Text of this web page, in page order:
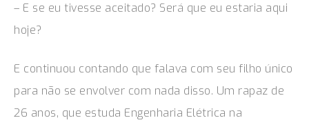
– E se eu tivesse aceitado? Será que eu estaria aqui
hoje?
E continuou contando que falava com seu filho único
para não se envolver com nada disso. Um rapaz de
26 anos, que estuda Engenharia Elétrica na